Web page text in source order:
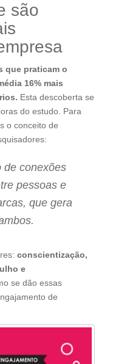
são
que praticam o
16% mais
Esta descoberta se
do estudo. Para
o conceito de
de conexões
pessoas e
que gera
conscientização,
e
se dão essas
de